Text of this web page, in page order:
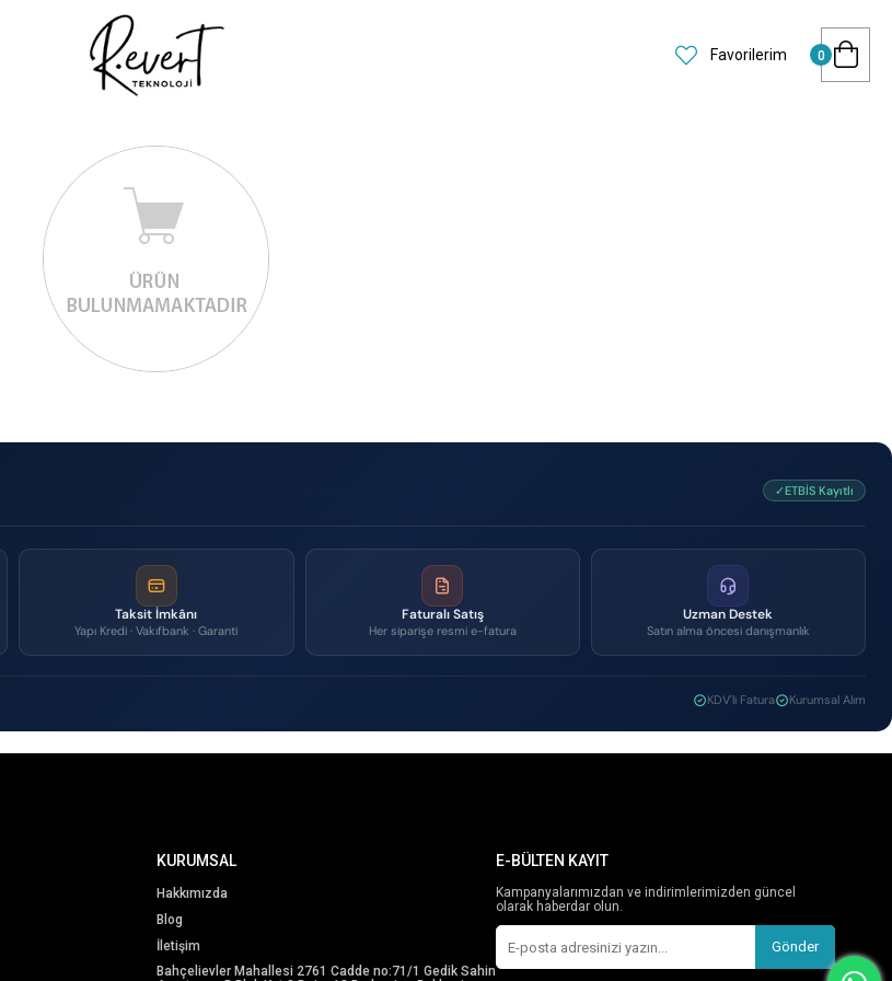
Favorilerim 0
✓ETBİS Kayıtlı
Taksit İmkânı
Yapı Kredi · Vakıfbank · Garanti
Faturalı Satış
Her siparişe resmi e-fatura
Uzman Destek
Satın alma öncesi danışmanlık
KDV'li Fatura Kurumsal Alım
KURUMSAL
Hakkımızda
Blog
İletişim
Bahçelievler Mahallesi 2761 Cadde no:71/1 Gedik Sahin
E-BÜLTEN KAYIT
Kampanyalarımızdan ve indirimlerimizden güncel
olarak haberdar olun.
Gönder